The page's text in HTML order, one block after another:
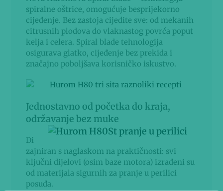
spiralne oštrice, omogućuje besprijekorno
cijeđenje. Bez zastoja cijedite sve: od mekanih
citrusnih plodova do vlaknastog povrća poput
kelja i celera. Spiral blade tehnologija
osigurava glatko, cijeđenje bez prekida i
značajno poboljšava korisničko iskustvo.
Jednostavno od početka do kraja,
održavanje bez muke
Di
zajniran s naglaskom na praktičnosti: svi
ključni dijelovi (osim baze motora) izrađeni su
od materijala sigurnih za pranje u perilici
posuđa.